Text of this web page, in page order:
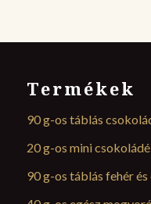
Termékek
90 g-os táblás
20 g-os mini csokoládé
90 g-os táblás fehér